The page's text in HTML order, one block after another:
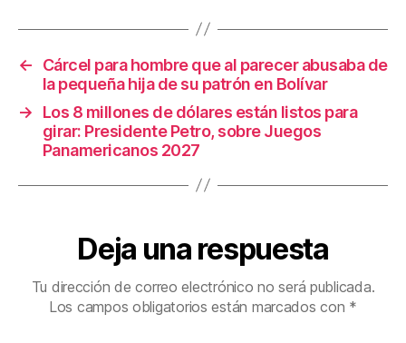
o
o
k
tir
←
Cárcel para hombre que al parecer abusaba de
la pequeña hija de su patrón en Bolívar
→
Los 8 millones de dólares están listos para
girar: Presidente Petro, sobre Juegos
Panamericanos 2027
Deja una respuesta
Tu dirección de correo electrónico no será publicada.
Los campos obligatorios están marcados con *